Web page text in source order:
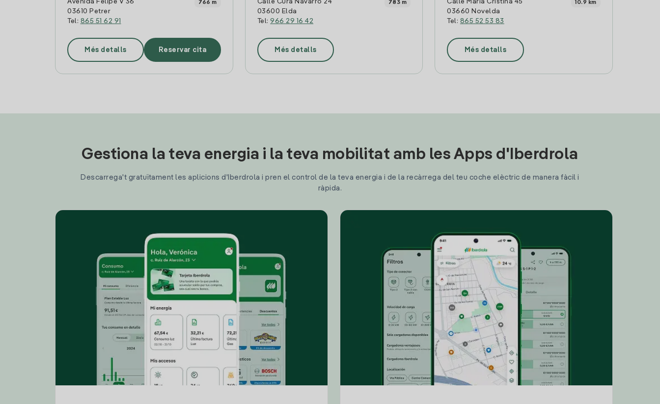
Avenida Felipe V 36
03610 Petrer
Tel: 865 51 62 91
766 m
Més detalls Reservar cita
Calle Cura Navarro 24
03600 Elda
Tel:966 29 16 42
783 m
Més detalls
Calle Maria Cristina 45
03660 Novelda
Tel: 865 52 53 83
10.9 km
Més detalls
Gestiona la teva energia i la teva mobilitat amb les Apps d'Iberdrola
Descarrega't gratuïtament les aplicions d'Iberdrola i pren el control de la teva energia i de la recàrrega del teu coche elèctric de manera fàcil i
ràpida.